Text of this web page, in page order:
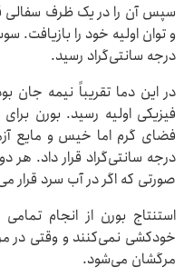
سپس آن را در یک ظرف سفالی
درجه سانتی‌گراد رسید.
در این دما تقریباً نیمه جان
فیزیکی اولیه رسید. بورن
درجه سانتی‌گراد قرار داد. هر
صورتی که اگر در آب سرد قرار
استنتاج بورن از انجام
خودکشی نمی‌کنند و وقتی در
مرگشان می‌شود.